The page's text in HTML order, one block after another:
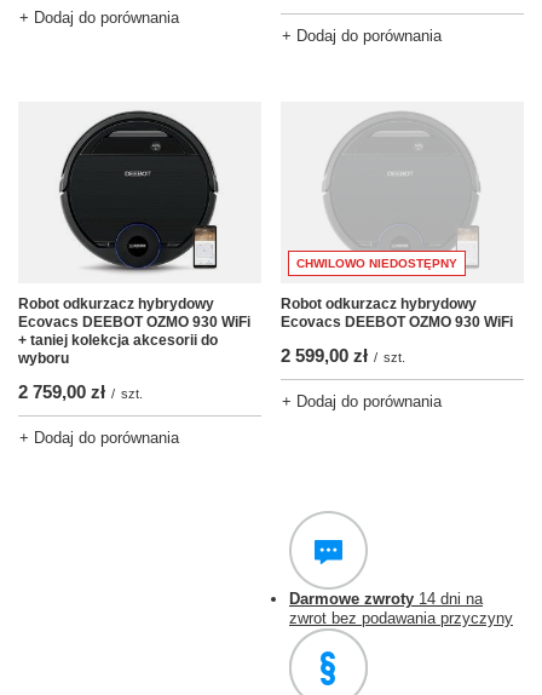
+ Dodaj do porównania
+ Dodaj do porównania
Robot odkurzacz hybrydowy
Ecovacs DEEBOT OZMO 930 WiFi
+ taniej kolekcja akcesorii do
wyboru
2 759,00 zł / szt.
+ Dodaj do porównania
CHWILOWO NIEDOSTĘPNY
Robot odkurzacz hybrydowy
Ecovacs DEEBOT OZMO 930 WiFi
2 599,00 zł / szt.
+ Dodaj do porównania
Darmowe zwroty 14 dni na
zwrot bez podawania przyczyny